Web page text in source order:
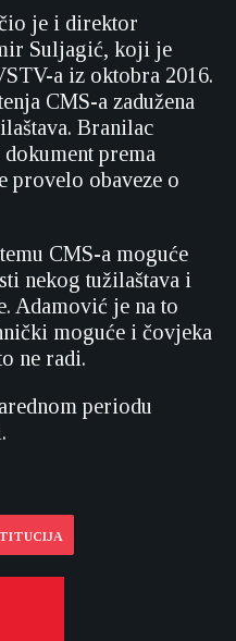
je i direktor
Suljagić, koji je
a iz oktobra 2016.
CMS-a zadužena
Branilac
prema
provelo obaveze o
CMS-a moguće
nekog tužilaštava i
Adamović je na to
moguće i čovjeka
ne radi.
periodu